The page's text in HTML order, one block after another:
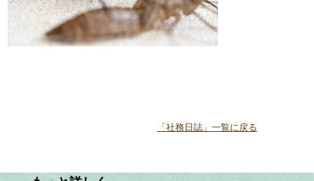
「社務日誌」一覧に戻る